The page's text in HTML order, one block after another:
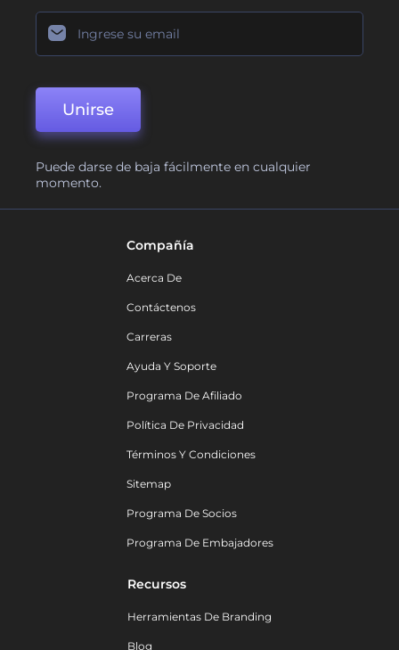
Unirse
Puede darse de baja fácilmente en cualquier
momento.
Compañía
Acerca De
Contáctenos
Carreras
Ayuda Y Soporte
Programa De Afiliado
Política De Privacidad
Términos Y Condiciones
Sitemap
Programa De Socios
Programa De Embajadores
Recursos
Herramientas De Branding
Blog